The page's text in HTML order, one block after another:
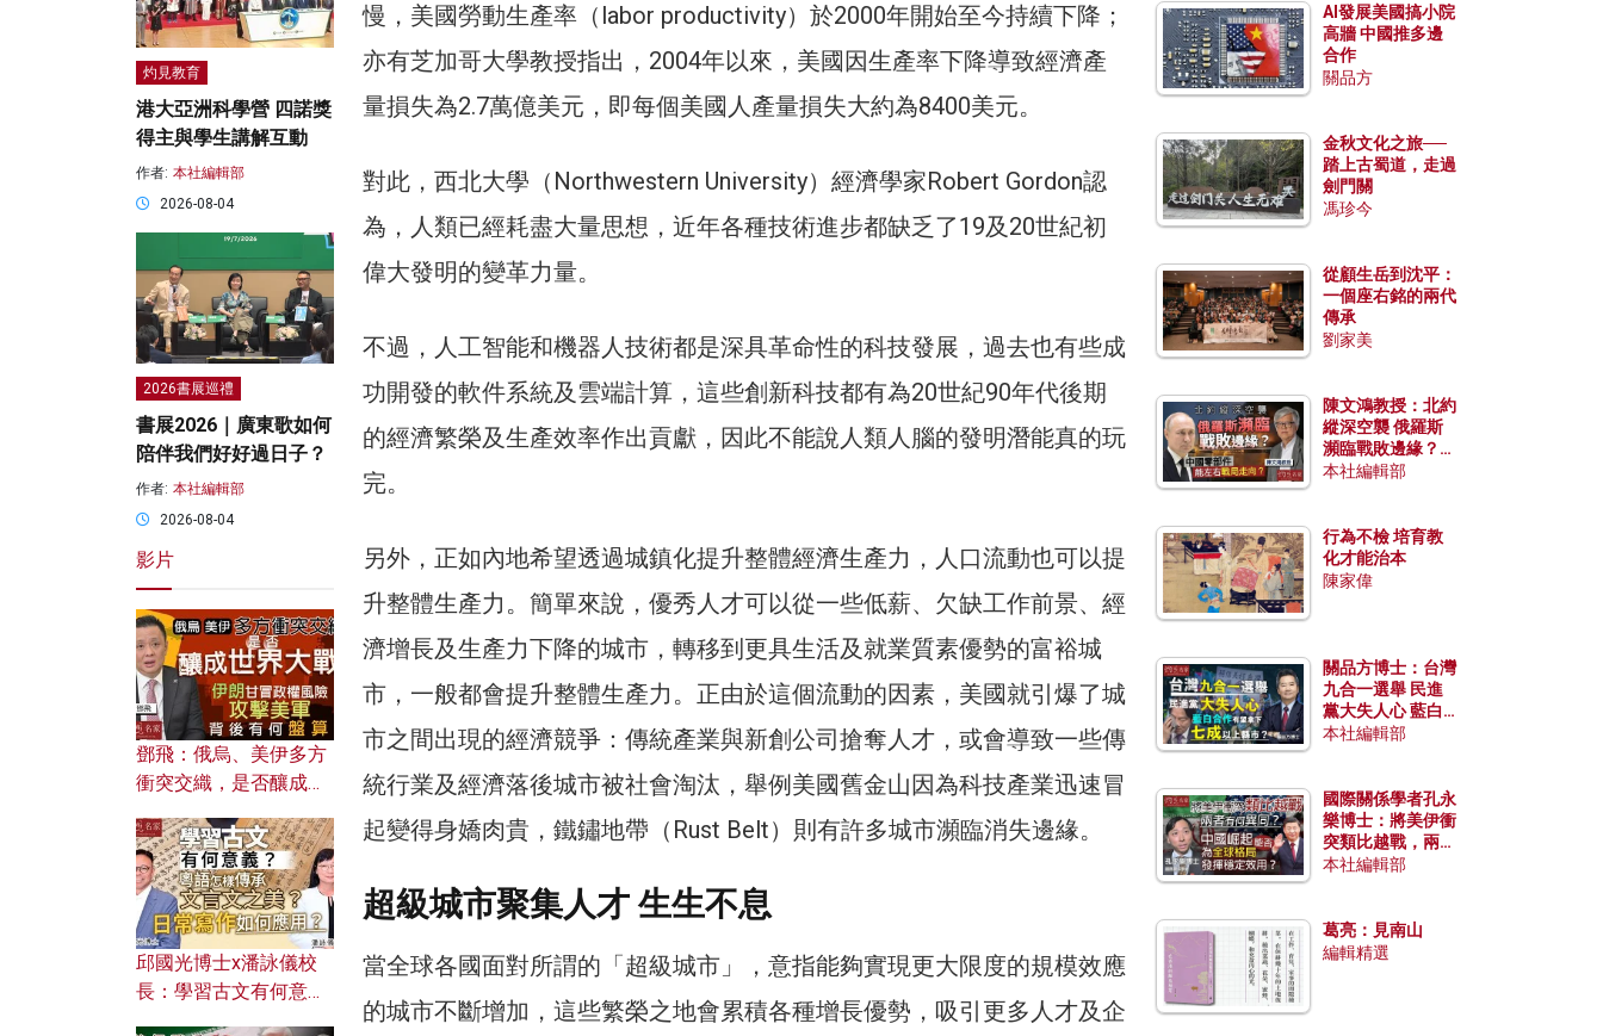
慢，美國勞動生產率（labor productivity）於2000年開始至今持續下降；
亦有芝加哥大學教授指出，2004年以來，美國因生產率下降導致經濟產
量損失為2.7萬億美元，即每個美國人產量損失大約為8400美元。
對此，西北大學（Northwestern University）經濟學家Robert Gordon認
為，人類已經耗盡大量思想，近年各種技術進步都缺乏了19及20世紀初
偉大發明的變革力量。
不過，人工智能和機器人技術都是深具革命性的科技發展，過去也有些成
功開發的軟件系統及雲端計算，這些創新科技都有為20世紀90年代後期
的經濟繁榮及生產效率作出貢獻，因此不能說人類人腦的發明潛能真的玩
完。
另外，正如內地希望透過城鎮化提升整體經濟生產力，人口流動也可以提
升整體生產力。簡單來說，優秀人才可以從一些低薪、欠缺工作前景、經
濟增長及生產力下降的城市，轉移到更具生活及就業質素優勢的富裕城
市，一般都會提升整體生產力。正由於這個流動的因素，美國就引爆了城
市之間出現的經濟競爭：傳統產業與新創公司搶奪人才，或會導致一些傳
統行業及經濟落後城市被社會淘汰，舉例美國舊金山因為科技產業迅速冒
起變得身嬌肉貴，鐵鏽地帶（Rust Belt）則有許多城市瀕臨消失邊緣。
超級城市聚集人才 生生不息
當全球各國面對所謂的「超級城市」，意指能夠實現更大限度的規模效應
的城市不斷增加，這些繁榮之地會累積各種增長優勢，吸引更多人才及企
灼見教育
港大亞洲科學營 四諾獎
得主與學生講解互動
作者: 本社編輯部
2026-08-04
2026書展巡禮
書展2026｜廣東歌如何
陪伴我們好好過日子？
作者: 本社編輯部
2026-08-04
影片
鄧飛：俄烏、美伊多方
衝突交織，是否釀成世
風險攻擊美軍，背後有
何盤算？
邱國光博士x潘詠儀校
長：學習古文有何意
AI發展美國搞小院
高牆 中國推多邊
合作
關品方
金秋文化之旅──
踏上古蜀道，走過
劍門關
馮珍今
從顧生岳到沈平：
一個座右銘的兩代
傳承
劉家美
陳文鴻教授：北約
縱深空襲 俄羅斯
瀕臨戰敗邊緣？中
國零部件能左右戰
本社編輯部
行為不檢 培育教
化才能治本
陳家偉
關品方博士：台灣
九合一選舉 民進
黨大失人心 藍白
合作有望拿下七成
本社編輯部
國際關係學者孔永
樂博士：將美伊衝
突類比越戰，兩者
有何異同？中國崛
本社編輯部
葛亮：見南山
編輯精選